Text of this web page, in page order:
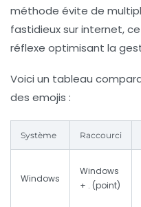
méthode évite de
fastidieux sur internet,
réflexe optimisant la
Voici un tableau
des emojis :
Système Raccourci
Windows
Windows
+ . (point)